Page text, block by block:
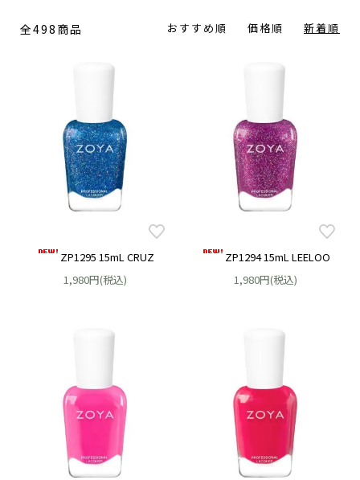
全498商品 おすすめ順 価格順 新着順
ZP1295 15mL CRUZ
1,980円(税込)
ZP1294 15mL LEELOO
1,980円(税込)